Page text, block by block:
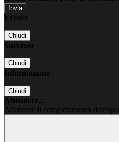
Errore
Chiudi
Successo
Chiudi
Informazione
Chiudi
Attendere...
Attendere il completamento